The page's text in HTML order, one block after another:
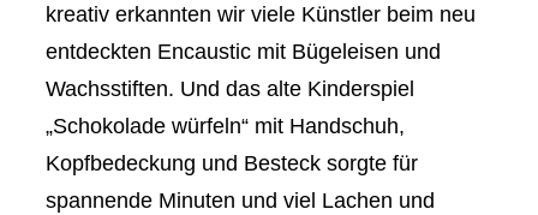
kreativ erkannten wir viele Künstler beim neu
entdeckten Encaustic mit Bügeleisen und
Wachsstiften. Und das alte Kinderspiel
„Schokolade würfeln“ mit Handschuh,
Kopfbedeckung und Besteck sorgte für
spannende Minuten und viel Lachen und